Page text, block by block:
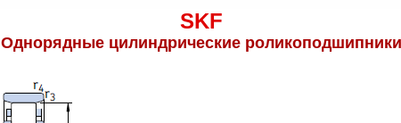
SKF
Однорядные цилиндрические роликоподшипники